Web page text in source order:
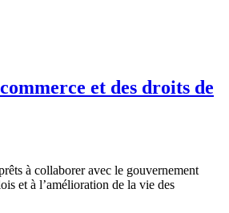
et des droits de
à collaborer avec le gouvernement
et à l’amélioration de la vie des